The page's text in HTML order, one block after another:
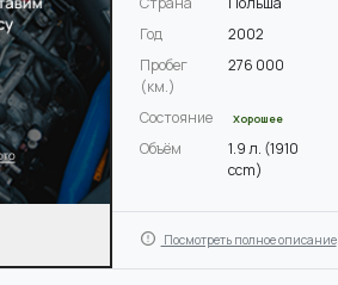
Год
2002
Пробег
(км.)
276 000
Состояние Хорошее
Объём
1.9 л. (1910
ccm)
Посмотреть полное описание